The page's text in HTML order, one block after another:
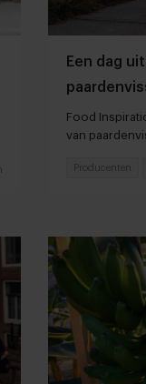
Een dag
Food
van
Producenten